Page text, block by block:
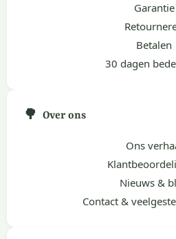
Garantie
Betalen
30 dagen
🌳 Over ons
Ons
Nieuws &
Contact &